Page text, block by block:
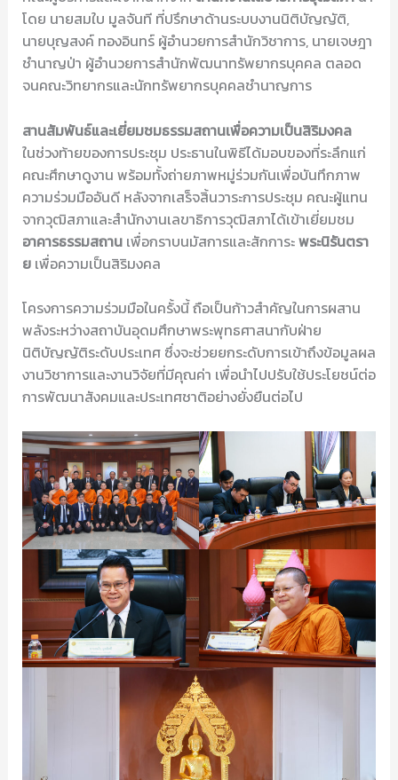
โดย นายสมใบ มูลจันที ที่ปรึกษาด้านระบบงานนิติบัญญัติ,
นายบุญสงค์ ทองอินทร์ ผู้อำนวยการสำนักวิชาการ, นายเจษฎา
ชำนาญป่า ผู้อำนวยการสำนักพัฒนาทรัพยากรบุคคล ตลอด
จนคณะวิทยากรและนักทรัพยากรบุคคลชำนาญการ
สานสัมพันธ์และเยี่ยมชมธรรมสถานเพื่อความเป็นสิริมงคล
ในช่วงท้ายของการประชุม ประธานในพิธีได้มอบของที่ระลึกแก่
คณะศึกษาดูงาน พร้อมทั้งถ่ายภาพหมู่ร่วมกันเพื่อบันทึกภาพ
ความร่วมมืออันดี หลังจากเสร็จสิ้นวาระการประชุม คณะผู้แทน
จากวุฒิสภาและสำนักงานเลขาธิการวุฒิสภาได้เข้าเยี่ยมชม
อาคารธรรมสถานเพื่อกราบนมัสการและสักการะพระนิรันตรา
ยเพื่อความเป็นสิริมงคล
โครงการความร่วมมือในครั้งนี้ ถือเป็นก้าวสำคัญในการผสาน
พลังระหว่างสถาบันอุดมศึกษาพระพุทธศาสนากับฝ่าย
นิติบัญญัติระดับประเทศ ซึ่งจะช่วยยกระดับการเข้าถึงข้อมูลผล
งานวิชาการและงานวิจัยที่มีคุณค่า เพื่อนำไปปรับใช้ประโยชน์ต่อ
การพัฒนาสังคมและประเทศชาติอย่างยั่งยืนต่อไป